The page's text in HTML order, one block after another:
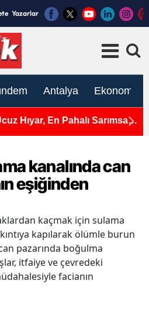
Yazarlar
Antalya Ekonomi
Pahalı Sarımsak
Antalya’dan
kanalında can
eşiğinden
kaçmak için sulama
kapılarak ölümle burun
pazarında boğulma
itfaiye ve çevredeki
facianın